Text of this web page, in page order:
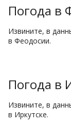
Погода в
Извините, в
в Феодосии.
Погода в
Извините, в
в Иркутске.